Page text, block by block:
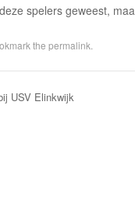
spelers geweest,
the permalink
USV Elinkwijk